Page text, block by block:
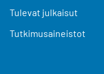
Tulevat julkaisut
Tutkimusaineistot